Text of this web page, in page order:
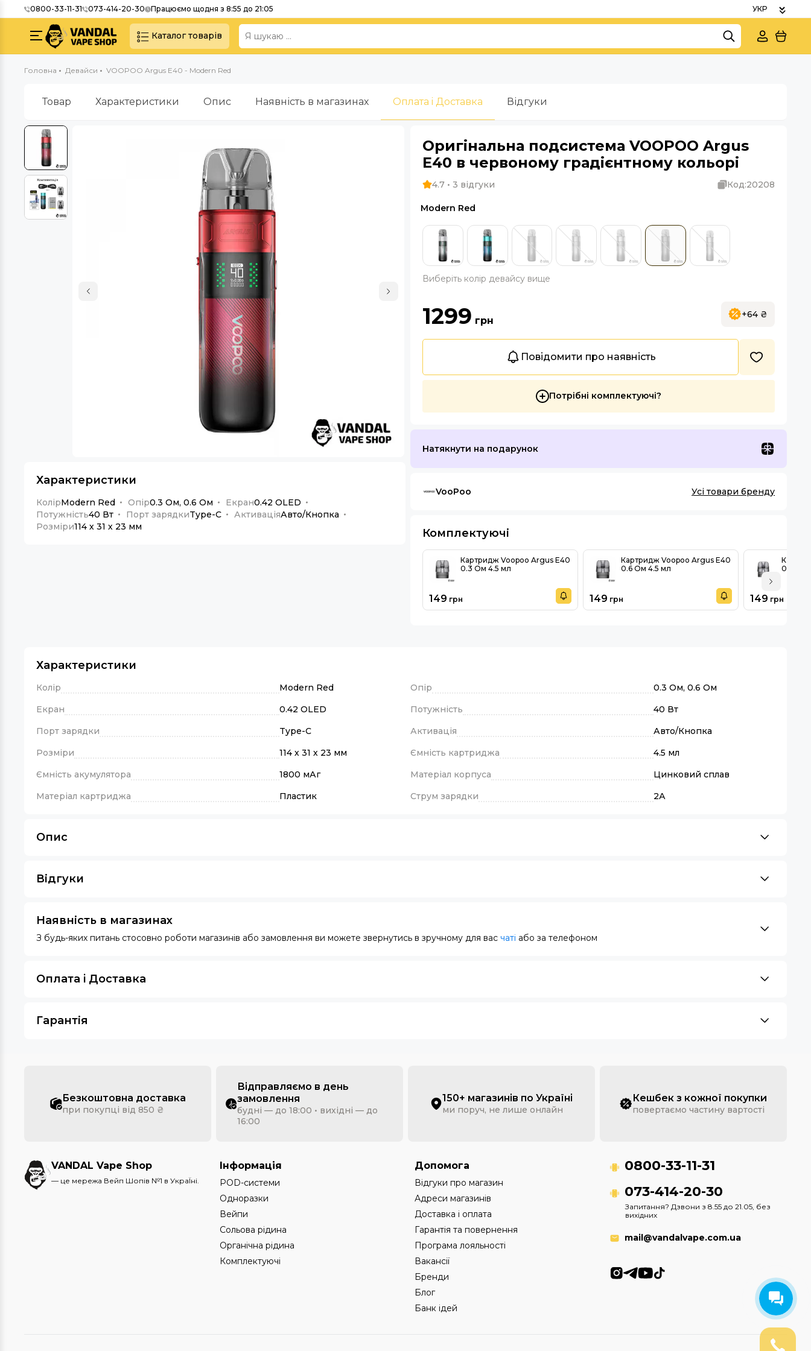
0800-33-11-31 073-414-20-30 Працюємо щодня з 8:55 до 21:05
Каталог товарів
Головна Девайси VOOPOO Argus E40 - Modern Red
Товар Характеристики Опис Наявність в магазинах Оплата i Доставка Відгуки
Характеристики
КолірModern Red Опір0.3 Ом, 0.6 Ом Екран0.42 OLED
Потужність40 Вт Порт зарядкиType-C АктиваціяАвто/Кнопка
Розміри114 х 31 х 23 мм
Оригінальна подсистема VOOPOO Argus
E40 в червоному градієнтному кольорі
4.7 • 3 відгуки Код:20208
Modern Red
Виберіть колір девайсу вище
1299 грн
+64 ₴
Повідомити про наявність
Потрібні комплектуючі?
Натякнути на подарунок
VooPoo Усі товари бренду
Комплектуючі
Картридж Voopoo Argus E40
0.3 Ом 4.5 мл
149 грн
Картридж Voopoo Argus E40
0.6 Ом 4.5 мл
149 грн
0.45
149 грн
Характеристики
Колір Modern Red Опір
0.3 Ом, 0.6 Ом
Екран
0.42 OLED Потужність
40 Вт
Порт зарядки
Type-C Активація
Авто/Кнопка
Розміри
114 х 31 х 23 мм Ємність картриджа
4.5 мл
Ємність акумулятора
1800 мАг Матеріал корпуса
Цинковий сплав
Матеріал картриджа
Пластик Струм зарядки 2А
Опис
Відгуки
Наявність в магазинах
З будь-яких питань стосовно роботи магазинів або замовлення ви можете звернутись в зручному для вас чаті або за телефоном
Оплата i Доставка
Гарантія
Безкоштовна доставка
при покупці від 850 ₴
Відправляємо в день
замовлення
будні — до 18:00 • вихідні — до
16:00
150+ магазинів по Україні
ми поруч, не лише онлайн
Кешбек з кожної покупки
повертаємо частину вартості
VANDAL Vape Shop
— це мережа Вейп Шопів №1 в УкраЇні.
Інформація
POD-системи
Одноразки
Вейпи
Сольова рідина
Органічна рідина
Комплектуючі
Допомога
Відгуки про магазин
Адреси магазинів
Доставка і оплата
Гарантія та повернення
Програма лояльності
Вакансії
Бренди
Блог
Банк ідей
0800-33-11-31
073-414-20-30
Запитання? Дзвони з 8.55 до 21.05, без
вихідних
mail@vandalvape.com.ua